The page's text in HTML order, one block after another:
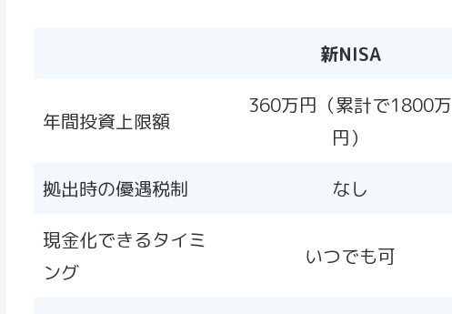
新NISA
年間投資上限額
360万円（累計で1800万
円）
拠出時の優遇税制 なし
現金化できるタイミ
ング
いつでも可